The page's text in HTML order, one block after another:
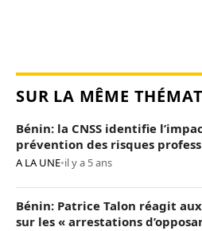
SUR LA MÊME
Bénin: la CNSS identifie
prévention des risques
A LA UNE•il y a 5 ans
Bénin: Patrice Talon réagit
sur les « arrestations